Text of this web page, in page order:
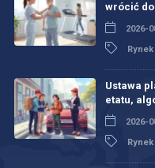
wrócić
2026-
Ustawa
etatu,
2026-